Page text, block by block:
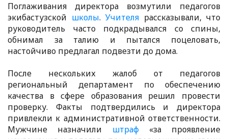
Поглаживания директора возмутили педагогов
экибастузской школы. Учителя рассказывали, что
руководитель часто подкрадывался со спины,
обнимал за талию и пытался поцеловать,
настойчиво предлагал подвезти до дома.
После нескольких жалоб от педагогов
региональный департамент по обеспечению
качества в сфере образования решил провести
проверку. Факты подтвердились и директора
привлекли к административной ответственности.
Мужчине назначили штраф«за проявление